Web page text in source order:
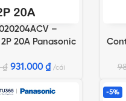
HÀNG
–
20A Panasonic
₫ 931.000 ₫ cái
-5%